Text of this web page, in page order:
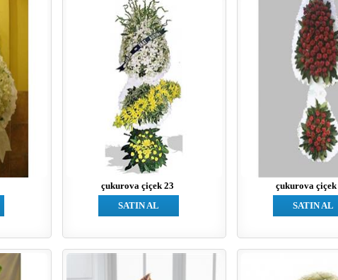
çukurova çiçek 23
SATIN AL
çukurova çiçek
SATIN AL